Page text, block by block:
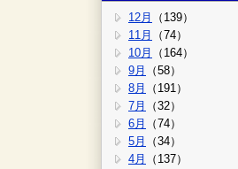
12月
（139）
11月
（74）
10月
（164）
9月
（58）
8月
（191）
7月
（32）
6月
（74）
5月
（34）
4月
（137）